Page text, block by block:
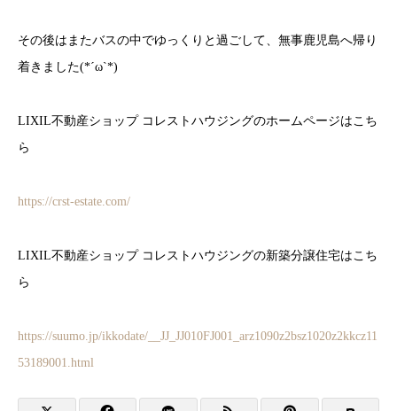
その後はまたバスの中でゆっくりと過ごして、無事鹿児島へ帰り
着きました(*´ω`*)
LIXIL不動産ショップ コレストハウジングのホームページはこち
ら
https://crst-estate.com/
LIXIL不動産ショップ コレストハウジングの新築分譲住宅はこち
ら
https://suumo.jp/ikkodate/__JJ_JJ010FJ001_arz1090z2bsz1020z2kkcz11
53189001.html